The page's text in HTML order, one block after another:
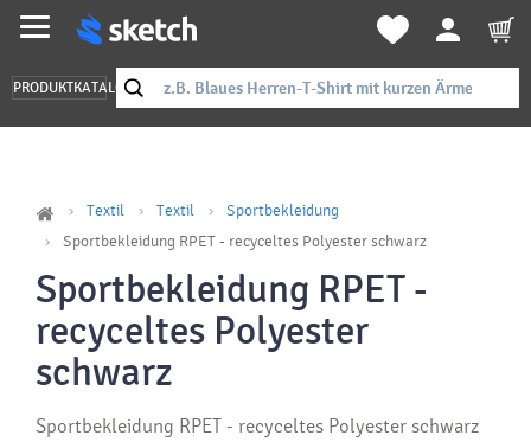
PRODUKTKATALOG
Textil Textil
Sportbekleidung
Sportbekleidung RPET - recyceltes Polyester schwarz
Sportbekleidung RPET -
recyceltes Polyester
schwarz
Sportbekleidung RPET - recyceltes Polyester schwarz